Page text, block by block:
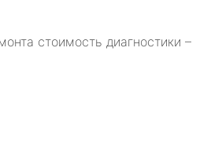
стоимость диагностики –